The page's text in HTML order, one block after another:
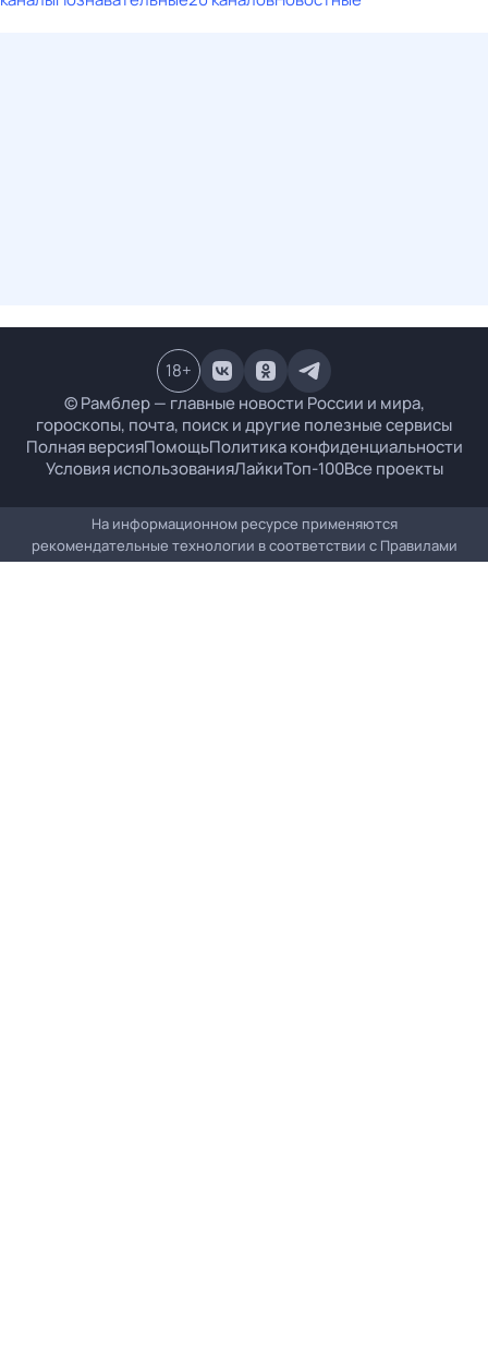
© Рамблер — главные новости России и мира,
гороскопы, почта, поиск и другие полезные сервисы
Полная версияПомощьПолитика конфиденциальности
Условия использованияЛайкиТоп-100Все проекты
18+
На информационном ресурсе применяются
рекомендательные технологии в соответствии с Правилами